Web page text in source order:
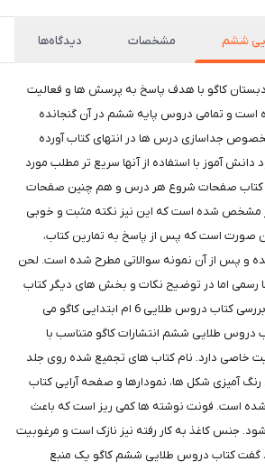
ششم مشخصات دیدگاه‌ها
کاگو با هدف پاسخ به پرسش ها و فعالیت
است و تمامی دروس پایه ششم در آن گنجانده
جداسازی درس ها در انتهای کتاب آورده
آموز با استفاده از آنها سریع تر مطلب مورد
کتاب صفحات شروع هر درس و هم چنین صفحات
مشخص شده است که این نیز نکته مثبت و خوبی
صورت است که پس از پاسخ به تمارین کتاب،
و پس از آن نمونه سوالاتی مطرح شده است. لحن
رسمی اما در توضیح نکات و بخش های دیگر کتاب
صمیمی است. در ادامه به بررسی کتاب دروس طلایی 6 ام ابتدایی کاگو می
دروس طلایی ششم انتشارات کاگو متناسب با
خاصی دارد. نام کتاب های تجمیع شده روی جلد
آمیزی شکل ها، نمودارها و صفحه آرایی کتاب
شده است. فونت نوشته ها کمی ریز است که باعث
جنس کاغذ به کار رفته نیز نازک است و مرغوبیت
گفت کتاب دروس طلایی ششم کاگو یک منبع